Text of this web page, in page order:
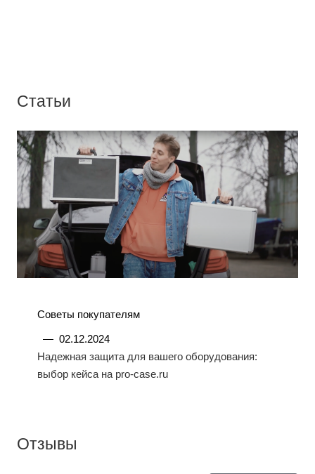
Статьи
Советы покупателям
— 02.12.2024
Надежная защита для вашего оборудования:
выбор кейса на pro-case.ru
Отзывы